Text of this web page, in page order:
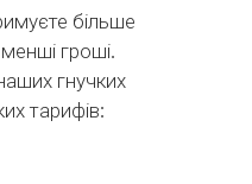
більше
гроші.
гнучких
тарифів: